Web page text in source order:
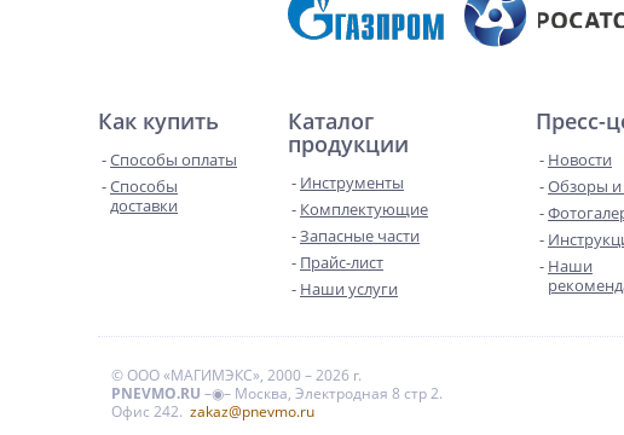
Как купить
Способы оплаты
Способы
доставки
Каталог
продукции
Инструменты
Комплектующие
Запасные части
Прайс-лист
Наши услуги
Пресс-
Новости
Обзоры и
Наши
© ООО «МАГИМЭКС», 2000 – 2026 г.
PNEVMO.RU –◉– Москва, Электродная 8 стр 2.
Офис 242. zakaz@pnevmo.ru